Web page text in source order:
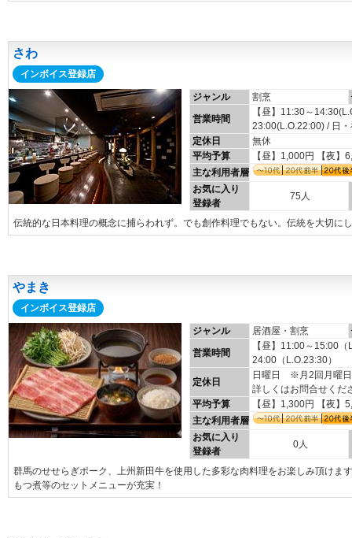
さわ
インボイス登録店
ジャンル 割烹
営業時間
【昼】11:30～
23:00(L.O.22:00) / 日
定休日
無休
平均予算
【昼】1,000円 【夜】
主な利用者層
お気に入り
登録者
75人
伝統的な日本料理の概念に捕らわれず。でも創作料理でもない。伝統を大切に
やまき
インボイス登録店
ジャンル 居酒屋・割烹
営業時間
【昼】11:00～15:00
24:00（L.O.23:30）
定休日
日曜日 ※月2回月曜日
詳しくはお問合せくだ
平均予算
【昼】1,300円 【夜】
主な利用者層
お気に入り
登録者
0人
群馬のせせらぎポーク、上州新田牛を使用した多彩な肉料理をお楽しみ頂けま
もつ煮等のセットメニューが充実！